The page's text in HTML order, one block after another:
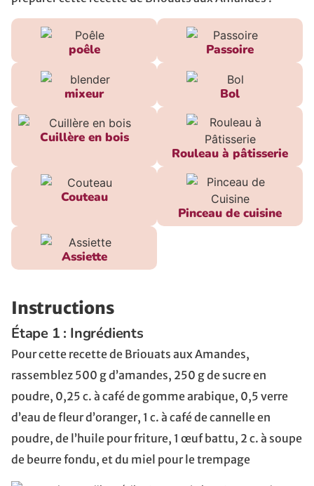
poêle Passoire
mixeur Bol
Cuillère en bois
Rouleau à pâtisserie
Couteau
Pinceau de cuisine
Assiette
Instructions
Étape 1 : Ingrédients
Pour cette recette de Briouats aux Amandes,
rassemblez 500 g d’amandes, 250 g de sucre en
poudre, 0,25 c. à café de gomme arabique, 0,5 verre
d’eau de fleur d’oranger, 1 c. à café de cannelle en
poudre, de l’huile pour friture, 1 œuf battu, 2 c. à soupe
de beurre fondu, et du miel pour le trempage